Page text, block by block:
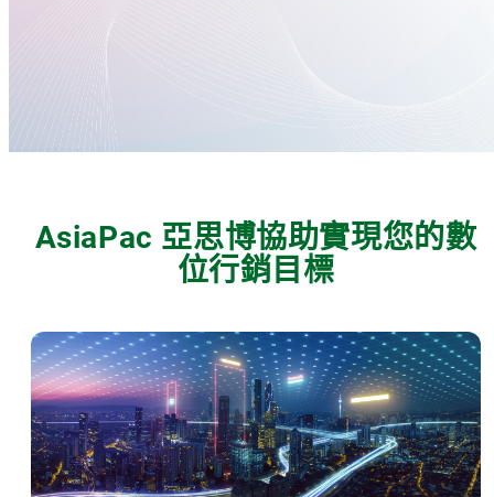
AsiaPac 亞思博協助實現您的數
位行銷目標